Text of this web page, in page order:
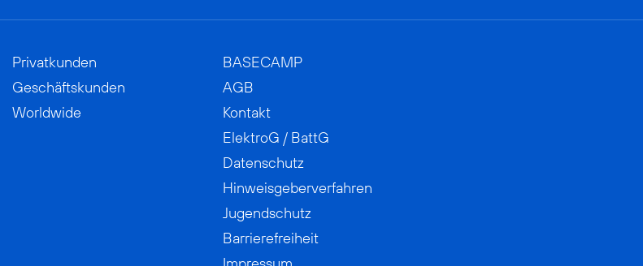
Privatkunden
Geschäftskunden
Worldwide
BASECAMP
AGB
Kontakt
ElektroG / BattG
Datenschutz
Hinweisgeberverfahren
Jugendschutz
Barrierefreiheit